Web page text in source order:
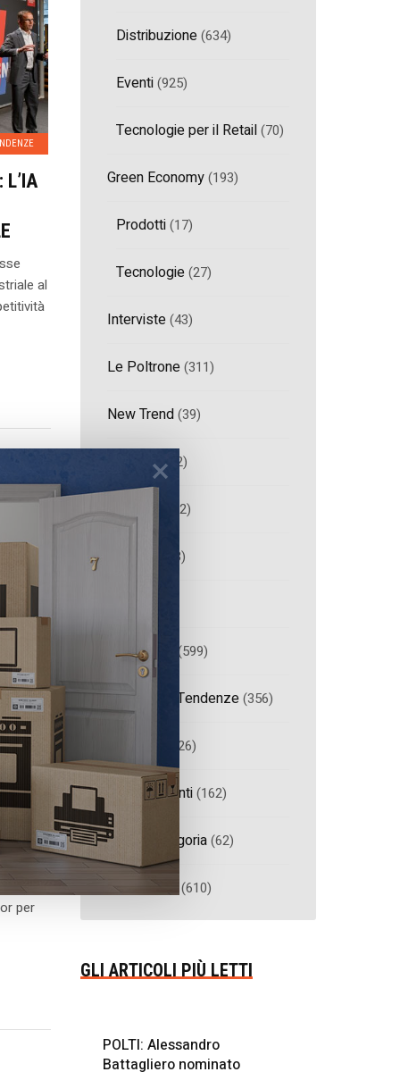
L’IA
al
NEWS
per
Distribuzione(634)
Eventi(925)
Tecnologie per il Retail(70)
Green Economy(193)
Prodotti(17)
Tecnologie(27)
Interviste(43)
Le Poltrone(311)
New Trend(39)
(1.872)
(702)
(473)
Telefonia (599)
Ricerche & Tendenze(356)
(226)
Stili & Spunti(162)
Senza categoria(62)
(610)
GLI ARTICOLI PIÙ LETTI
POLTI: Alessandro
Battagliero nominato